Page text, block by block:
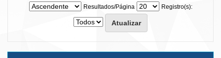
Resultados/Página
Registro(s):